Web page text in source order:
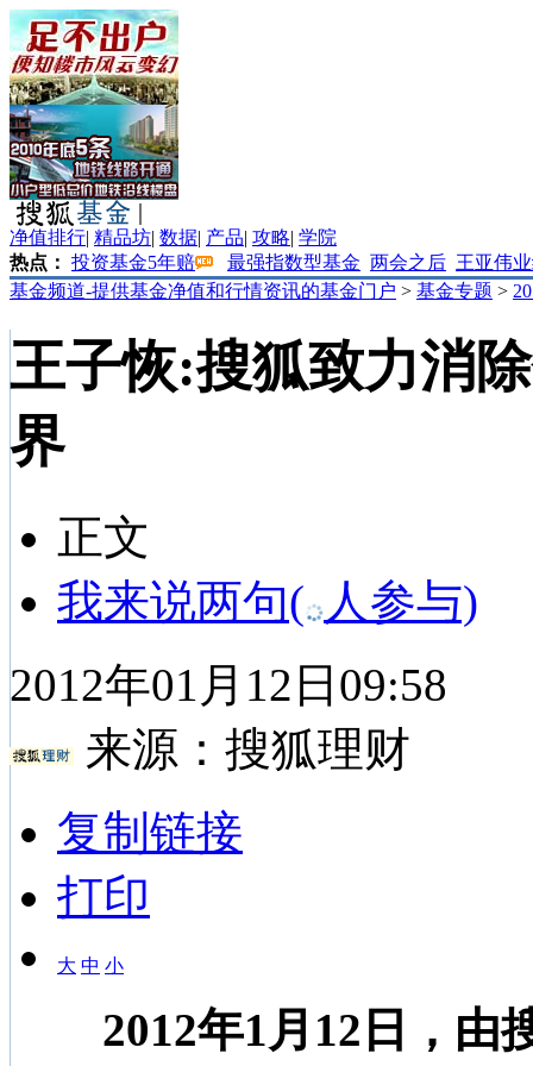
净值排行| 精品坊| 数据| 产品| 攻略| 学院
热点： 投资基金5年赔 最强指数型基金 两会之后 王亚伟
基金频道-提供基金净值和行情资讯的基金门户 > 基金专题 >
王子恢:搜狐致力消
界
正文
我来说两句( 人参与)
2012年01月12日09:58
来源：搜狐理财
复制链接
打印
大 中 小
2012年1月12日，由